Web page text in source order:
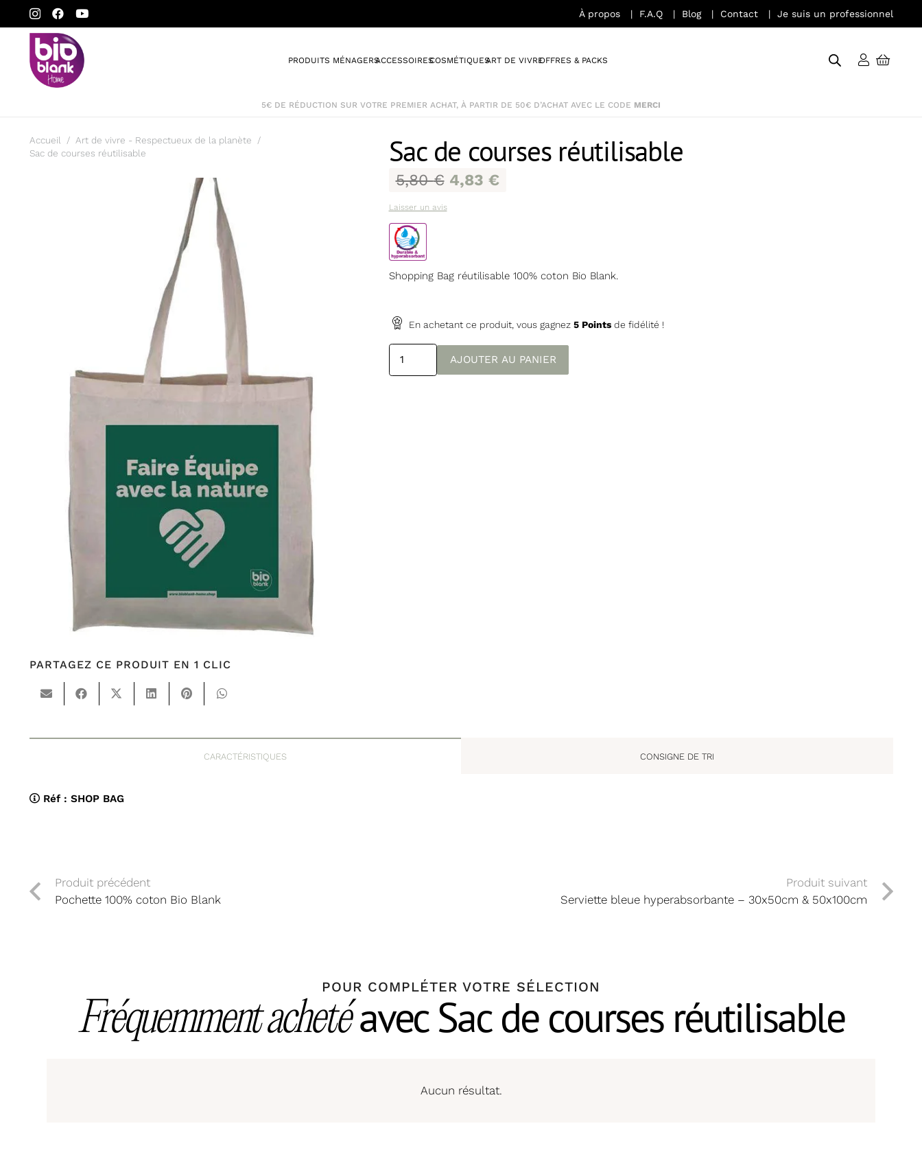
À propos F.A.Q Blog Contact Je suis un professionnel
PRODUITS MÉNAGERSACCESSOIRESCOSMÉTIQUESART DE VIVREOFFRES & PACKS
TVA OFFSURTOUTJUSQU’AU 31/08/2026
Accueil / Art de vivre - Respectueux de la planète
/
Sac de courses réutilisable
PARTAGEZ CE PRODUIT EN 1 CLIC
Sac de courses réutilisable
5,80€ 4,83 €
Laisser un avis
Shopping Bag réutilisable 100% coton Bio Blank.
En achetant ce produit, vous gagnez 5 Pointsde fidélité !
quantité
AJOUTER AU PANIER
CARACTÉRISTIQUES CONSIGNE DE TRI
Réf : SHOP BAG
Produit précédent
Pochette 100% coton Bio Blank
Produit suivant
Serviette bleue hyperabsorbante – 30x50cm & 50x100cm
POUR COMPLÉTER VOTRE SÉLECTION
Fréquemment achetéavec Sac de courses réutilisable
Aucun résultat.